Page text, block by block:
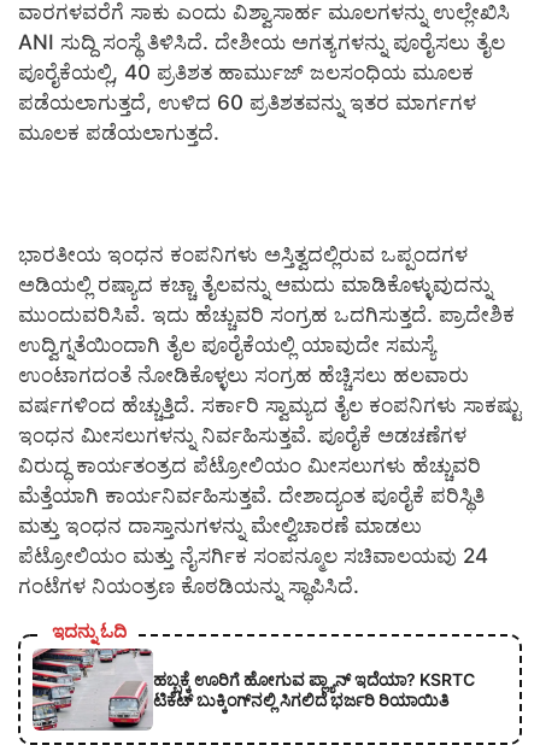
ವಾರಗಳವರೆಗೆ ಸಾಕು ಎಂದು ವಿಶ್ವಾಸಾರ್ಹ ಮೂಲಗಳನ್ನು ಉಲ್ಲೇಖಿಸಿ
ANI ಸುದ್ದಿ ಸಂಸ್ಥೆ ತಿಳಿಸಿದೆ. ದೇಶೀಯ ಅಗತ್ಯಗಳನ್ನು ಪೂರೈಸಲು ತೈಲ
ಪೂರೈಕೆಯಲ್ಲಿ, 40 ಪ್ರತಿಶತ ಹಾರ್ಮುಜ್ ಜಲಸಂಧಿಯ ಮೂಲಕ
ಪಡೆಯಲಾಗುತ್ತದೆ, ಉಳಿದ 60 ಪ್ರತಿಶತವನ್ನು ಇತರ ಮಾರ್ಗಗಳ
ಮೂಲಕ ಪಡೆಯಲಾಗುತ್ತದೆ.
ಭಾರತೀಯ ಇಂಧನ ಕಂಪನಿಗಳು ಅಸ್ತಿತ್ವದಲ್ಲಿರುವ ಒಪ್ಪಂದಗಳ
ಅಡಿಯಲ್ಲಿ ರಷ್ಯಾದ ಕಚ್ಚಾ ತೈಲವನ್ನು ಆಮದು ಮಾಡಿಕೊಳ್ಳುವುದನ್ನು
ಮುಂದುವರಿಸಿವೆ. ಇದು ಹೆಚ್ಚುವರಿ ಸಂಗ್ರಹ ಒದಗಿಸುತ್ತದೆ. ಪ್ರಾದೇಶಿಕ
ಉದ್ವಿಗ್ನತೆಯಿಂದಾಗಿ ತೈಲ ಪೂರೈಕೆಯಲ್ಲಿ ಯಾವುದೇ ಸಮಸ್ಯೆ
ಉಂಟಾಗದಂತೆ ನೋಡಿಕೊಳ್ಳಲು ಸಂಗ್ರಹ ಹೆಚ್ಚಿಸಲು ಹಲವಾರು
ವರ್ಷಗಳಿಂದ ಹೆಚ್ಚುತ್ತಿದೆ. ಸರ್ಕಾರಿ ಸ್ವಾಮ್ಯದ ತೈಲ ಕಂಪನಿಗಳು ಸಾಕಷ್ಟು
ಇಂಧನ ಮೀಸಲುಗಳನ್ನು ನಿರ್ವಹಿಸುತ್ತವೆ. ಪೂರೈಕೆ ಅಡಚಣೆಗಳ
ವಿರುದ್ಧ ಕಾರ್ಯತಂತ್ರದ ಪೆಟ್ರೋಲಿಯಂ ಮೀಸಲುಗಳು ಹೆಚ್ಚುವರಿ
ಮೆತ್ತೆಯಾಗಿ ಕಾರ್ಯನಿರ್ವಹಿಸುತ್ತವೆ. ದೇಶಾದ್ಯಂತ ಪೂರೈಕೆ ಪರಿಸ್ಥಿತಿ
ಮತ್ತು ಇಂಧನ ದಾಸ್ತಾನುಗಳನ್ನು ಮೇಲ್ವಿಚಾರಣೆ ಮಾಡಲು
ಪೆಟ್ರೋಲಿಯಂ ಮತ್ತು ನೈಸರ್ಗಿಕ ಸಂಪನ್ಮೂಲ ಸಚಿವಾಲಯವು 24
ಗಂಟೆಗಳ ನಿಯಂತ್ರಣ ಕೊಠಡಿಯನ್ನು ಸ್ಥಾಪಿಸಿದೆ.
ಇದನ್ನು ಓದಿ
ಹಬ್ಬಕ್ಕೆ ಊರಿಗೆ ಹೋಗುವ ಪ್ಲ್ಯಾನ್ ಇದೆಯಾ? KSRTC
ಟಿಕೆಟ್ ಬುಕ್ಕಿಂಗ್‌ನಲ್ಲಿ ಸಿಗಲಿದೆ ಭರ್ಜರಿ ರಿಯಾಯಿತಿ